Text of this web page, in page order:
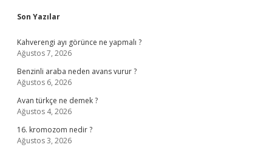
Sidebar
Son Yazılar
Kahverengi ayı görünce ne yapmalı ?
Ağustos 7, 2026
Benzinli araba neden avans vurur ?
Ağustos 6, 2026
Avan türkçe ne demek ?
Ağustos 4, 2026
16. kromozom nedir ?
Ağustos 3, 2026